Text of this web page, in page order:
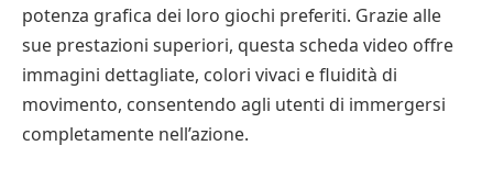
potenza grafica dei loro giochi preferiti. Grazie alle
sue prestazioni superiori, questa scheda video offre
immagini dettagliate, colori vivaci e fluidità di
movimento, consentendo agli utenti di immergersi
completamente nell’azione.